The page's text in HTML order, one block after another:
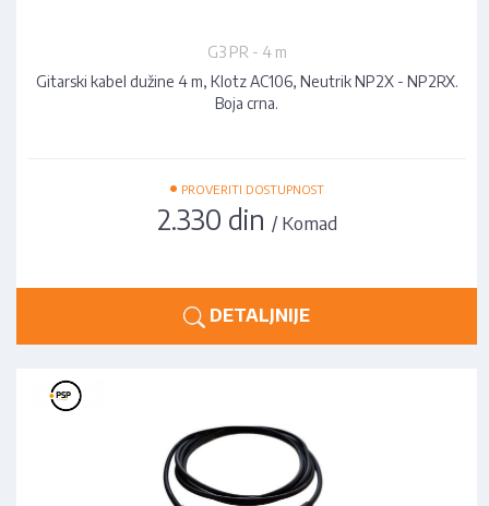
G3 PR - 4 m
Gitarski kabel dužine 4 m, Klotz AC106, Neutrik NP2X - NP2RX.
Boja crna.
• PROVERITI DOSTUPNOST
2.330 din / Komad
DETALJNIJE